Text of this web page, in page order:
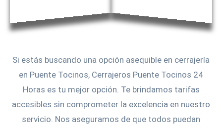
Si estás buscando una opción asequible en cerrajería
en Puente Tocinos, Cerrajeros Puente Tocinos 24
Horas es tu mejor opción. Te brindamos tarifas
accesibles sin comprometer la excelencia en nuestro
servicio. Nos aseguramos de que todos puedan